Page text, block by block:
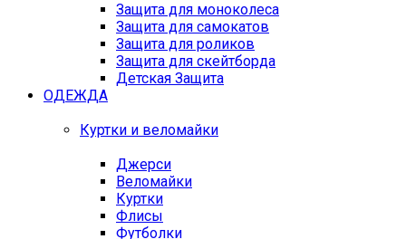
Защита для моноколеса
Защита для самокатов
Защита для роликов
Защита для скейтборда
Детская Защита
ОДЕЖДА
Куртки и веломайки
Джерси
Веломайки
Куртки
Флисы
Футболки